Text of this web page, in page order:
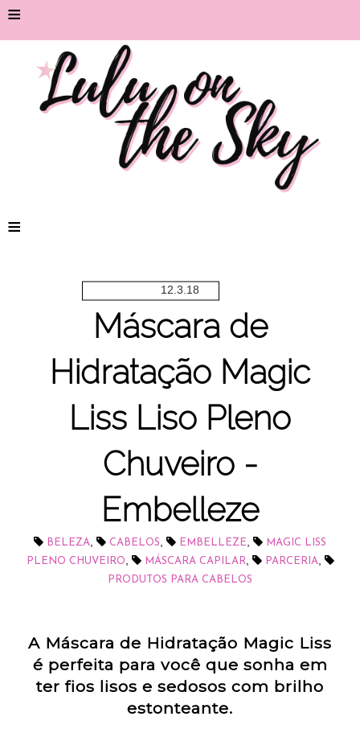
≡
≡
12.3.18
Máscara de
Hidratação Magic
Liss Liso Pleno
Chuveiro -
Embelleze
BELEZA, CABELOS, EMBELLEZE,
MAGIC LISS
PLENO CHUVEIRO, MÁSCARA CAPILAR, PARCERIA,
PRODUTOS PARA CABELOS
A Máscara de Hidratação Magic Liss
é perfeita para você que sonha em
ter fios lisos e sedosos com brilho
estonteante.